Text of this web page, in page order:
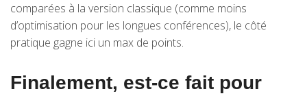
comparées à la version classique (comme moins
d’optimisation pour les longues conférences), le côté
pratique gagne ici un max de points.
Finalement, est-ce fait pour